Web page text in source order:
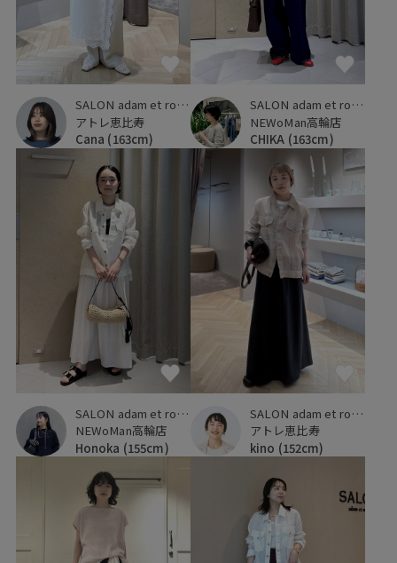
SALON adam et ropé
アトレ恵比寿
Cana (163cm)
SALON adam et ropé
NEWoMan高輪店
CHIKA (163cm)
SALON adam et ropé
NEWoMan高輪店
Honoka (155cm)
SALON adam et ropé
アトレ恵比寿
kino (152cm)